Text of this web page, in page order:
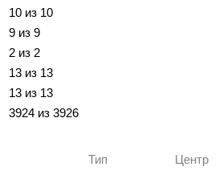
10 из 10
9 из 9
2 из 2
13 из 13
13 из 13
3924 из 3926
Тип Центр